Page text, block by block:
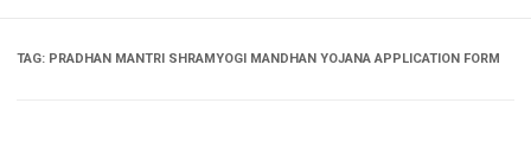
TAG: PRADHAN MANTRI SHRAMYOGI MANDHAN YOJANA APPLICATION FORM